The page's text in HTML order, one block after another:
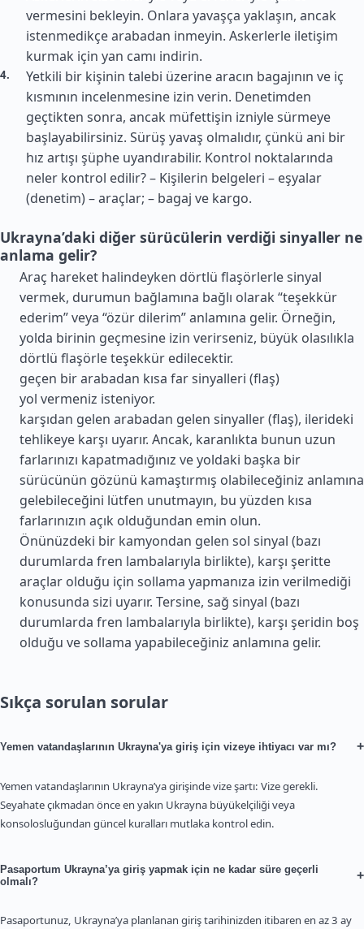
vermesini bekleyin. Onlara yavaşça yaklaşın, ancak
istenmedikçe arabadan inmeyin. Askerlerle iletişim
kurmak için yan camı indirin.
Yetkili bir kişinin talebi üzerine aracın bagajının ve iç
kısmının incelenmesine izin verin. Denetimden
geçtikten sonra, ancak müfettişin izniyle sürmeye
başlayabilirsiniz. Sürüş yavaş olmalıdır, çünkü ani bir
hız artışı şüphe uyandırabilir. Kontrol noktalarında
neler kontrol edilir? – Kişilerin belgeleri – eşyalar
(denetim) – araçlar; – bagaj ve kargo.
Ukrayna’daki diğer sürücülerin verdiği sinyaller ne
anlama gelir?
Araç hareket halindeyken dörtlü flaşörlerle sinyal
vermek, durumun bağlamına bağlı olarak “teşekkür
ederim” veya “özür dilerim” anlamına gelir. Örneğin,
yolda birinin geçmesine izin verirseniz, büyük olasılıkla
dörtlü flaşörle teşekkür edilecektir.
geçen bir arabadan kısa far sinyalleri (flaş)
yol vermeniz isteniyor.
karşıdan gelen arabadan gelen sinyaller (flaş), ilerideki
tehlikeye karşı uyarır. Ancak, karanlıkta bunun uzun
farlarınızı kapatmadığınız ve yoldaki başka bir
sürücünün gözünü kamaştırmış olabileceğiniz anlamına
gelebileceğini lütfen unutmayın, bu yüzden kısa
farlarınızın açık olduğundan emin olun.
Önünüzdeki bir kamyondan gelen sol sinyal (bazı
durumlarda fren lambalarıyla birlikte), karşı şeritte
araçlar olduğu için sollama yapmanıza izin verilmediği
konusunda sizi uyarır. Tersine, sağ sinyal (bazı
durumlarda fren lambalarıyla birlikte), karşı şeridin boş
olduğu ve sollama yapabileceğiniz anlamına gelir.
Sıkça sorulan sorular
Yemen vatandaşlarının Ukrayna'ya giriş için vizeye ihtiyacı var mı? +
Yemen vatandaşlarının Ukrayna’ya girişinde vize şartı: Vize gerekli.
Seyahate çıkmadan önce en yakın Ukrayna büyükelçiliği veya
konsolosluğundan güncel kuralları mutlaka kontrol edin.
Pasaportum Ukrayna’ya giriş yapmak için ne kadar süre geçerli
olmalı?
+
Pasaportunuz, Ukrayna’ya planlanan giriş tarihinizden itibaren en az 3 ay